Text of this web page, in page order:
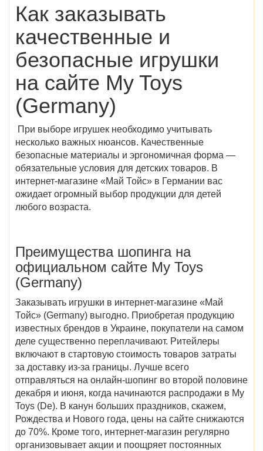
Как заказывать
качественные и
безопасные игрушки
на сайте My Toys
(Germany)
При выборе игрушек необходимо учитывать
несколько важных нюансов. Качественные
безопасные материалы и эргономичная форма —
обязательные условия для детских товаров. В
интернет-магазине «Май Тойс» в Германии вас
ожидает огромный выбор продукции для детей
любого возраста.
Преимущества шопинга на
официальном сайте My Toys
(Germany)
Заказывать игрушки в интернет-магазине «Май
Тойс» (Germany) выгодно. Приобретая продукцию
известных брендов в Украине, покупатели на самом
деле существенно переплачивают. Ритейлеры
включают в стартовую стоимость товаров затраты
за доставку из-за границы. Лучше всего
отправляться на онлайн-шопинг во второй половине
декабря и июня, когда начинаются распродажи в My
Toys (De). В канун больших праздников, скажем,
Рождества и Нового года, цены на сайте снижаются
до 70%. Кроме того, интернет-магазин регулярно
организовывает акции и поощряет постоянных